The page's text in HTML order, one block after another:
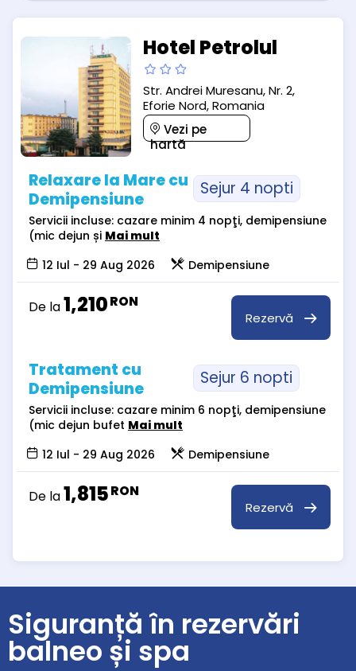
Hotel Petrolul
Str. Andrei Muresanu, Nr. 2,
Eforie Nord, Romania
Vezi pe
hartă
Relaxare la Mare cu
Demipensiune
Sejur 4 nopti
Servicii incluse: cazare minim 4 nopţi, demipensiune
(mic dejun și Mai mult
12 Iul - 29 Aug 2026
Demipensiune
De la1,210RON
Rezervă
Tratament cu
Demipensiune
Sejur 6 nopti
Servicii incluse: cazare minim 6 nopţi, demipensiune
(mic dejun bufet Mai mult
12 Iul - 29 Aug 2026
Demipensiune
De la1,815RON
Rezervă
Siguranță în rezervări
balneo și spa